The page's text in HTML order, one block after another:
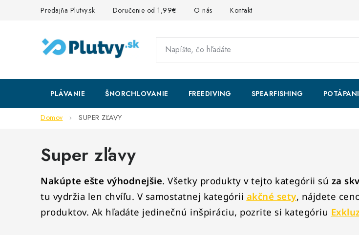
Predajňa Plutvy.sk Doručenie od 1,99€ O nás Kontakt
PLÁVANIE ŠNORCHLOVANIE FREEDIVING SPEARFISHING
Domov SUPER ZĽAVY
Super zľavy
Nakúpte ešte výhodnejšie. Všetky produkty v tejto kategórii sú za
tu vydržia len chvíľu. V samostatnej kategórii akčné sety, nájdete
produktov. Ak hľadáte jedinečnú inšpiráciu, pozrite si kategóriu